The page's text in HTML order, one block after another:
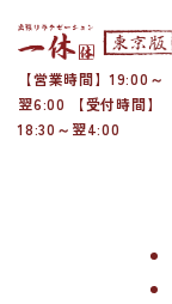
【営業時間】19:00～
翌6:00 【受付時間】
18:30～翌4:00